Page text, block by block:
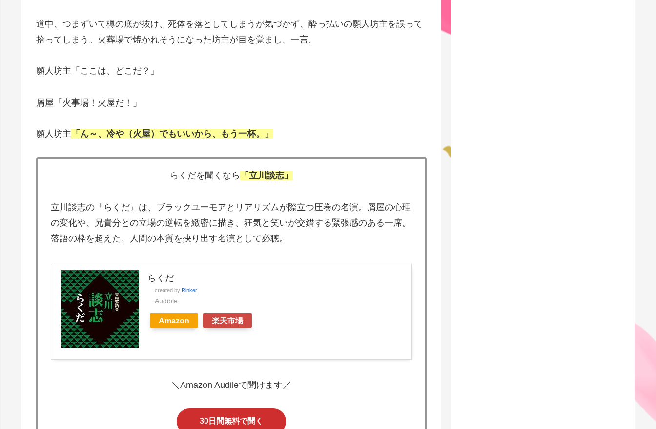
道中、つまずいて樽の底が抜け、死体を落としてしまうが気づかず、酔っ払いの願人坊主を誤って
拾ってしまう。火葬場で焼かれそうになった坊主が目を覚まし、一言。
願人坊主「ここは、どこだ？」
屑屋「火事場！火屋だ！」
願人坊主 「ん～、冷や（火屋）でもいいから、もう一杯。」
らくだを聞くなら 「立川談志」
立川談志の『らくだ』は、ブラックユーモアとリアリズムが際立つ圧巻の名演。屑屋の心理
の変化や、兄貴分との立場の逆転を緻密に描き、狂気と笑いが交錯する緊張感のある一席。
落語の枠を超えた、人間の本質を抉り出す名演として必聴。
らくだ
created by Rinker
Audible
Amazon 楽天市場
＼Amazon Audileで聞けます／
30日間無料で聞く